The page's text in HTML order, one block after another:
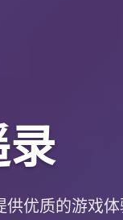
供优质的游戏